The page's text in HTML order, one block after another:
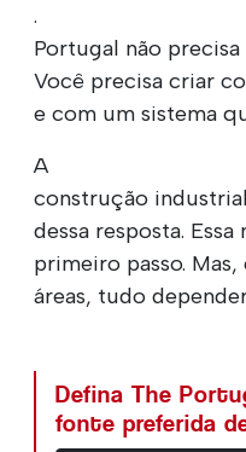
.
Portugal não
Você precisa criar
e com um sistema
A
construção
dessa resposta.
primeiro passo.
áreas, tudo
Defina The
fonte preferida